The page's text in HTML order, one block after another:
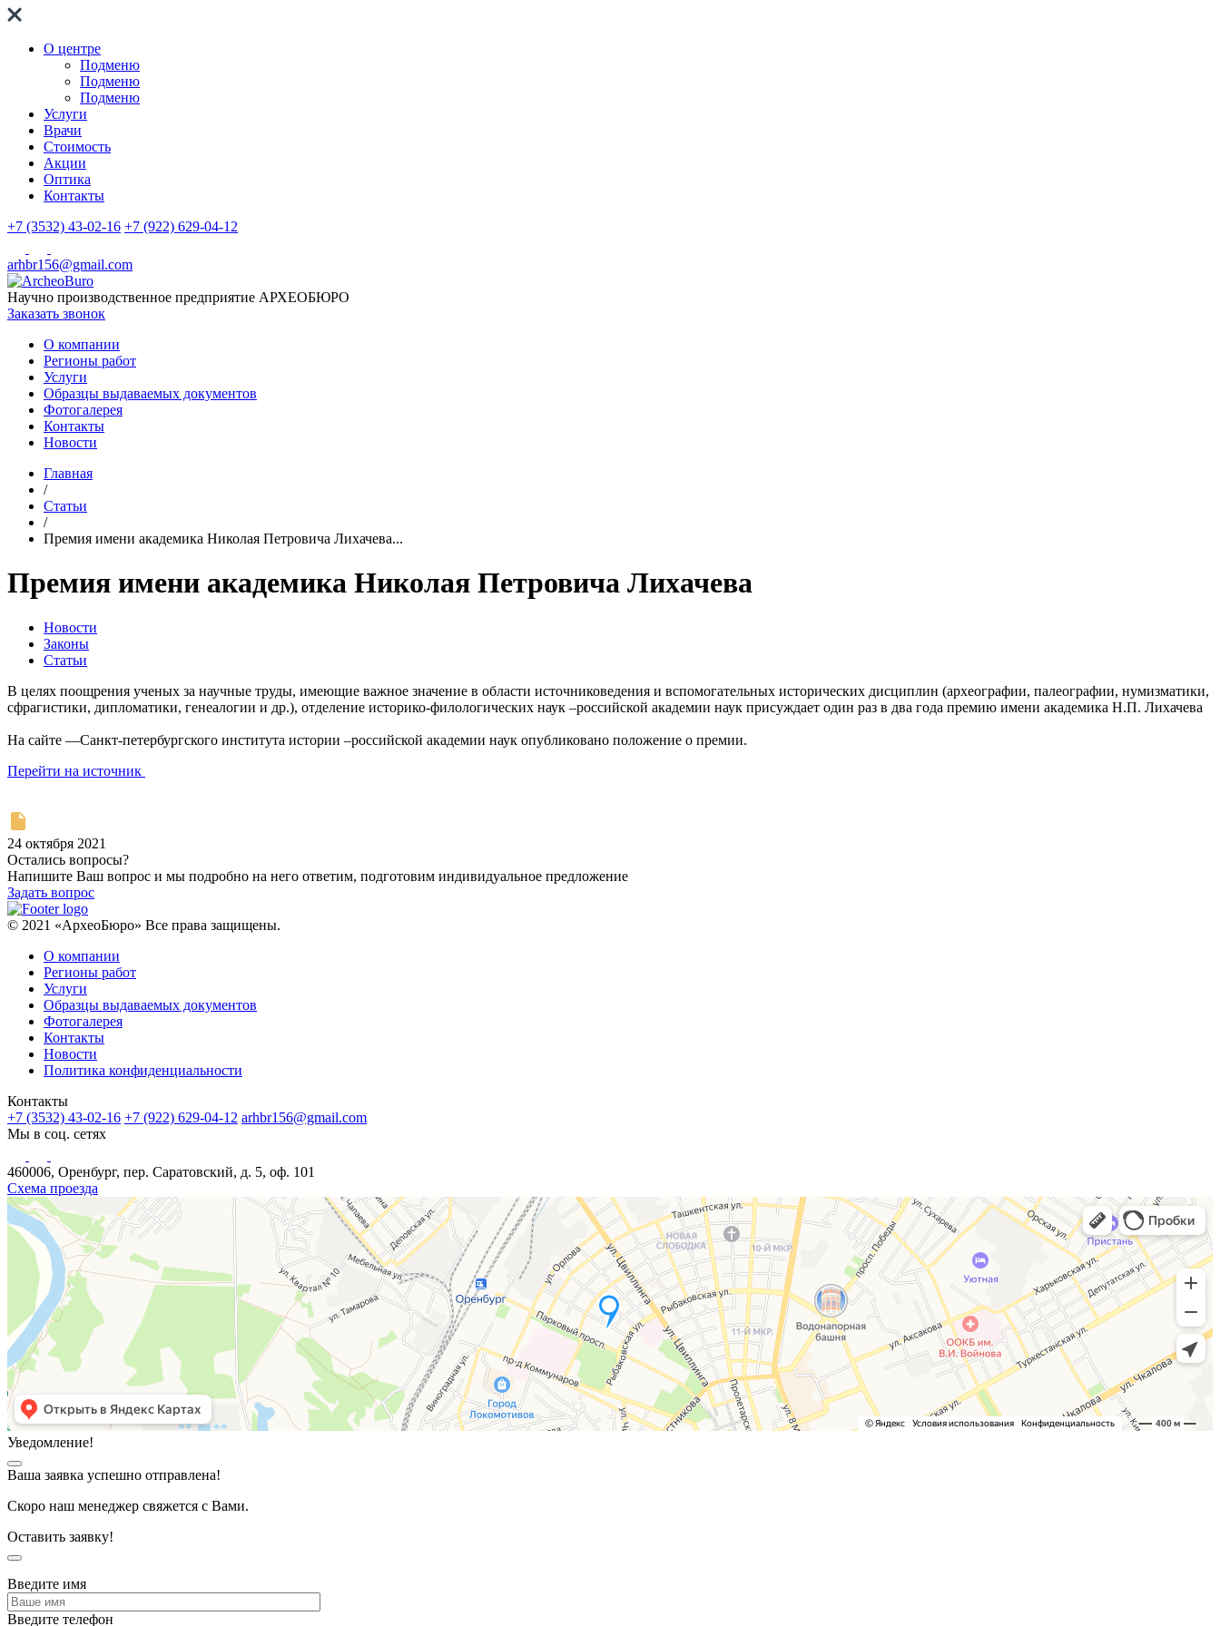
О центре
Подменю
Подменю
Подменю
Услуги
Врачи
Стоимость
Акции
Оптика
Контакты
+7 (3532) 43-02-16 +7 (922) 629-04-12
arhbr156@gmail.com
Научно производственное предприятие АРХЕОБЮРО
Заказать звонок
О компании
Регионы работ
Услуги
Образцы выдаваемых документов
Фотогалерея
Контакты
Новости
Главная
/
Статьи
/
Премия имени академика Николая Петровича Лихачева...
Премия имени академика Николая Петровича Лихачева
Новости
Законы
Статьи
В целях поощрения ученых за научные труды, имеющие важное значение в области источниковедения и вспомогательных исторических дисциплин (археографии, палеографии, нумизматики,
сфрагистики, дипломатики, генеалогии и др.), отделение историко-филологических наук –российской академии наук присуждает один раз в два года премию имени академика Н.П. Лихачева
На сайте —Санкт-петербургского института истории –российской академии наук опубликовано положение о премии.
Перейти на источник
24 октября 2021
Остались вопросы?
Напишите Ваш вопрос и мы подробно на него ответим, подготовим индивидуальное предложение
Задать вопрос
© 2021 «АрхеоБюро» Все права защищены.
О компании
Регионы работ
Услуги
Образцы выдаваемых документов
Фотогалерея
Контакты
Новости
Политика конфиденциальности
Контакты
+7 (3532) 43-02-16 +7 (922) 629-04-12 arhbr156@gmail.com
Мы в соц. сетях
460006, Оренбург, пер. Саратовский, д. 5, оф. 101
Схема проезда
Уведомление!
Ваша заявка успешно отправлена!
Скоро наш менеджер свяжется с Вами.
Оставить заявку!
Введите имя
Введите телефон